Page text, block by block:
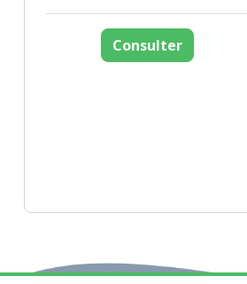
Consulter